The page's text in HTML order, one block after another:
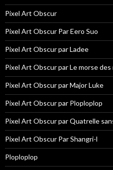
Pixel Art Obscur
Pixel Art Obscur Par Eero Suo
Pixel Art Obscur par Ladee
Pixel Art Obscur par Le morse des
Pixel Art Obscur par Major Luke
Pixel Art Obscur par Ploploplop
Pixel Art Obscur par Quatrelle
Pixel Art Obscur Par Shangri-l
Ploploplop